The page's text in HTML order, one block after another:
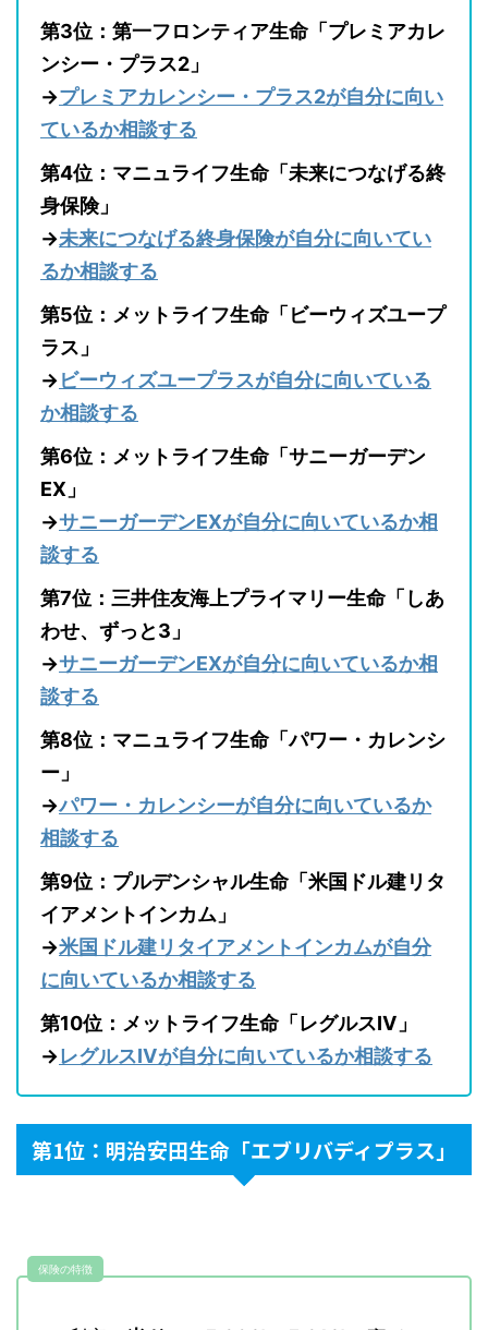
第3位：第一フロンティア生命「プレミアカレ
ンシー・プラス2」
→プレミアカレンシー・プラス2が自分に向い
ているか相談する
第4位：マニュライフ生命「未来につなげる終
身保険」
→未来につなげる終身保険が自分に向いてい
るか相談する
第5位：メットライフ生命「ビーウィズユープ
ラス」
→ビーウィズユープラスが自分に向いている
か相談する
第6位：メットライフ生命「サニーガーデン
EX」
→サニーガーデンEXが自分に向いているか相
談する
第7位：三井住友海上プライマリー生命「しあ
わせ、ずっと3」
→サニーガーデンEXが自分に向いているか相
談する
第8位：マニュライフ生命「パワー・カレンシ
ー」
→パワー・カレンシーが自分に向いているか
相談する
第9位：プルデンシャル生命「米国ドル建リタ
イアメントインカム」
→米国ドル建リタイアメントインカムが自分
に向いているか相談する
第10位：メットライフ生命「レグルスⅣ」
→レグルスⅣが自分に向いているか相談する
第1位：明治安田生命「エブリバディプラス」
保険の特徴